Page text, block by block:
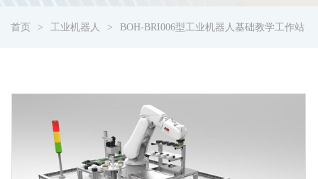
首页 工业机器人 BOH-BRI006型工业机器人基础教学工作站